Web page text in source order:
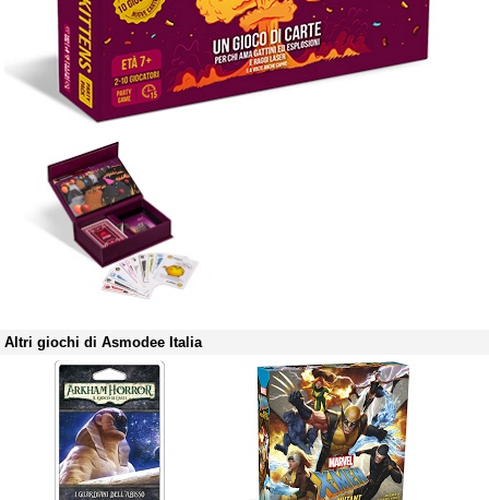
Altri giochi di Asmodee Italia